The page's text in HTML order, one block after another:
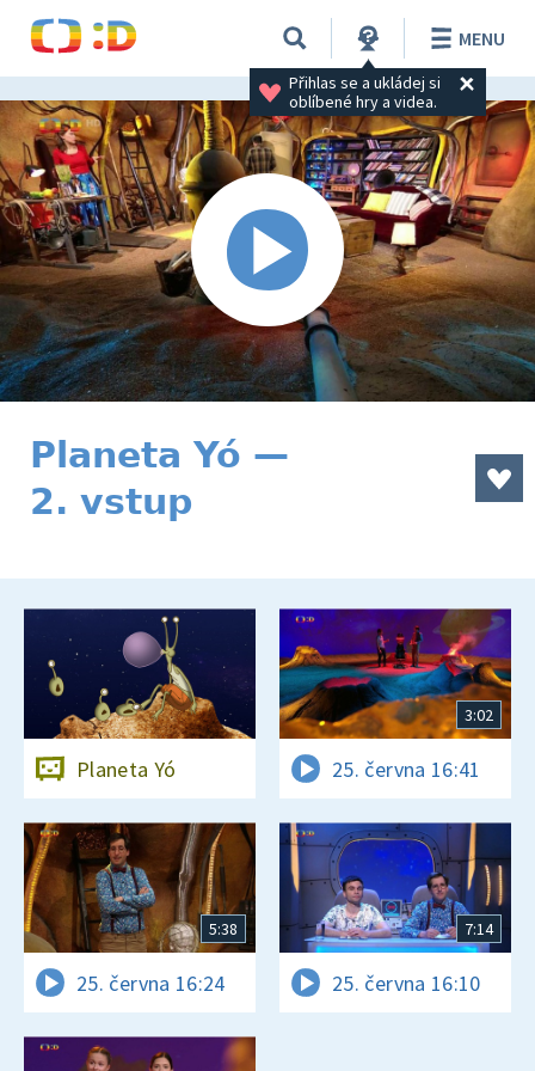
Přihlas se a ukládej si
oblíbené hry a videa.
MENU
Planeta Yó —
2. vstup
Planeta Yó
3:02
25. června 16:41
5:38
25. června 16:24
7:14
25. června 16:10